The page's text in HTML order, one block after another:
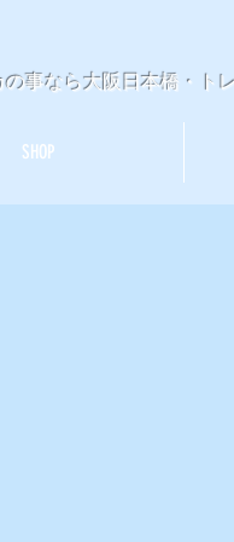
事なら大阪日本橋・ト
SHOP